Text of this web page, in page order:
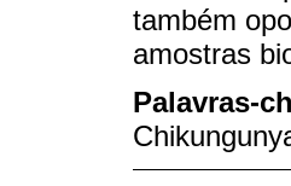
também
amostras
Palavras-